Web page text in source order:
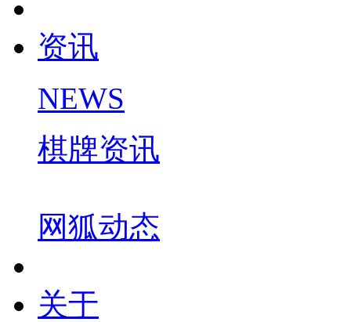
资讯
NEWS
棋牌资讯
网狐动态
关于